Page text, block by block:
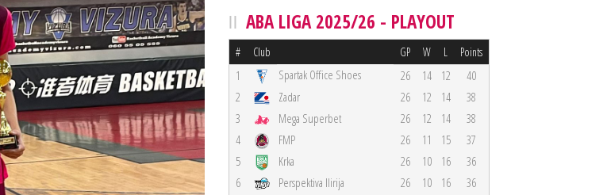
ABA LIGA 2025/26 - PLAYOUT
# Club GP W L Points
1 Spartak Office Shoes 26 14 12
40
2
Zadar 26 12 14
38
3
Mega Superbet 26 12 14
38
4
FMP 26 11 15
37
5
Krka 26 10 16
36
6
Perspektiva Ilirija 26 10 16
36